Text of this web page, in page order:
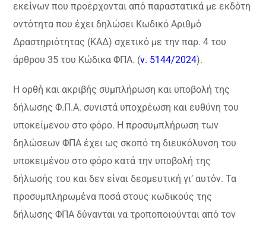
εκείνων που προέρχονται από παραστατικά με εκδότη
οντότητα που έχει δηλώσει Κωδικό Αριθμό
Δραστηριότητας (ΚΑΔ) σχετικό με την παρ. 4 του
άρθρου 35 του Κώδικα ΦΠΑ. (ν. 5144/2024).
Η ορθή και ακριβής συμπλήρωση και υποβολή της
δήλωσης Φ.Π.Α. συνιστά υποχρέωση και ευθύνη του
υποκείμενου στο φόρο. Η προσυμπλήρωση των
δηλώσεων ΦΠΑ έχει ως σκοπό τη διευκόλυνση του
υποκειμένου στο φόρο κατά την υποβολή της
δήλωσής του και δεν είναι δεσμευτική γι’ αυτόν. Τα
προσυμπληρωμένα ποσά στους κωδικούς της
δήλωσης ΦΠΑ δύνανται να τροποποιούνται από τον